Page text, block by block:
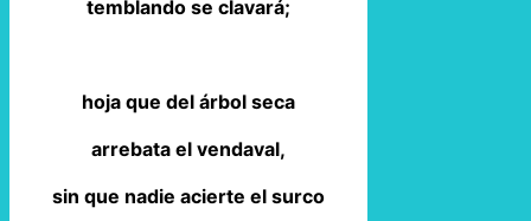
temblando se clavará;
hoja que del árbol seca
arrebata el vendaval,
sin que nadie acierte el surco